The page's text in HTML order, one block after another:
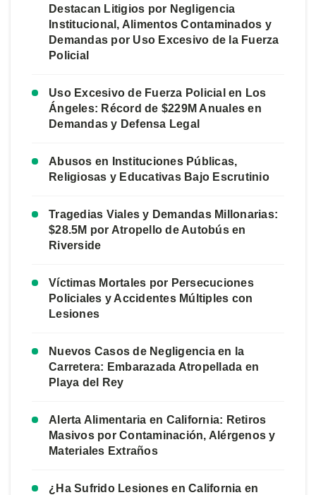
Destacan Litigios por Negligencia
Institucional, Alimentos Contaminados y
Demandas por Uso Excesivo de la Fuerza
Policial
Uso Excesivo de Fuerza Policial en Los
Ángeles: Récord de $229M Anuales en
Demandas y Defensa Legal
Abusos en Instituciones Públicas,
Religiosas y Educativas Bajo Escrutinio
Tragedias Viales y Demandas Millonarias:
$28.5M por Atropello de Autobús en
Riverside
Víctimas Mortales por Persecuciones
Policiales y Accidentes Múltiples con
Lesiones
Nuevos Casos de Negligencia en la
Carretera: Embarazada Atropellada en
Playa del Rey
Alerta Alimentaria en California: Retiros
Masivos por Contaminación, Alérgenos y
Materiales Extraños
¿Ha Sufrido Lesiones en California en